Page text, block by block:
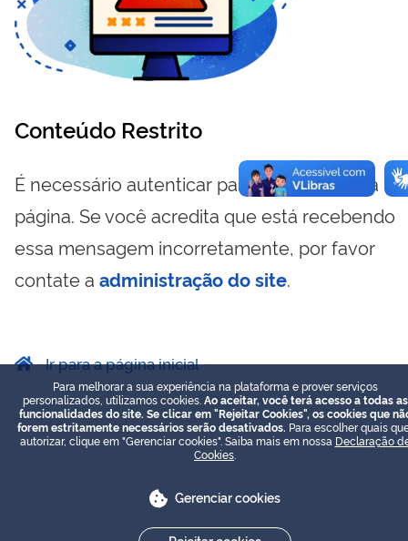
Conteúdo Restrito
É necessário autenticar para visualizar essa
página. Se você acredita que está recebendo
essa mensagem incorretamente, por favor
contate a administração do site.
Ir para a página inicial
Para melhorar a sua experiência na plataforma e prover serviços
personalizados, utilizamos cookies. Ao aceitar, você terá acesso a todas as
funcionalidades do site. Se clicar em "Rejeitar Cookies", os cookies que
forem estritamente necessários serão desativados. Para escolher quais
autorizar, clique em "Gerenciar cookies". Saiba mais em nossa Declaração
Cookies
Gerenciar cookies